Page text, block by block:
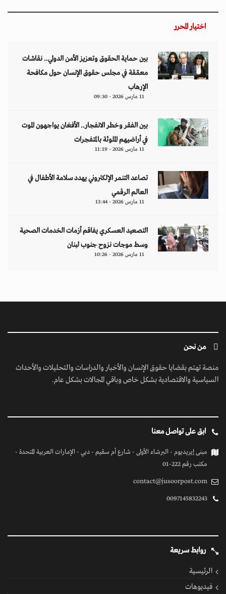
اختيار المحرر
بين حماية الحقوق وتعزيز الأمن الدولي.. نقاشات
معمّقة في مجلس حقوق الإنسان حول مكافحة
الإرهاب
11 مارس 2026 - 09:30
بين الفقر وخطر الانفجار.. الأفغان يواجهون الموت
في أراضيهم الملوثة بالمتفجرات
11 مارس 2026 - 11:19
تصاعد التنمر الإلكتروني يهدد سلامة الأطفال في
العالم الرقمي
11 مارس 2026 - 13:44
التصعيد العسكري يفاقم أزمات الخدمات الصحية
وسط موجات نزوح جنوب لبنان
11 مارس 2026 - 10:26
من نحن
منصة تهتم بقضايا حقوق الإنسان والأخبار والدراسات والتحليلات والأحداث
السياسية والاقتصادية بشكل خاص وباقي المجالات بشكل عام.
ابق على تواصل معنا
مبنى إيريديوم - البرشاء الأولى - شارع أم سقيم - دبي - الإمارات العربية المتحدة -
مكتب رقم 222-01
contact@jusoorpost.com
0097145832243
روابط سريعة
الرئيسية
فيديوهات